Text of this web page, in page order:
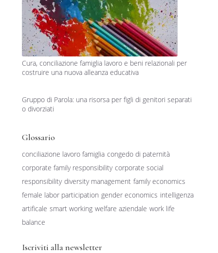
Cura, conciliazione famiglia lavoro e beni relazionali per
costruire una nuova alleanza educativa
Gruppo di Parola: una risorsa per figli di genitori separati
o divorziati
Glossario
conciliazione lavoro famiglia congedo di paternità
corporate family responsibility corporate social
responsibility diversity management family economics
female labor participation gender economics intelligenza
artificale smart working welfare aziendale work life
balance
Iscriviti alla newsletter